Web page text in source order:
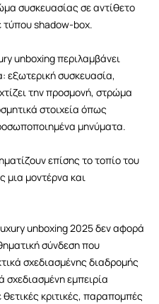
συσκευασίας σε αντίθετο
τύπου shadow-box.
unboxing περιλαμβάνει
εξωτερική συσκευασία,
την προσμονή, στρώμα
στοιχεία όπως
μηνύματα.
επίσης το τοπίο του
μοντέρνα και
unboxing 2025 δεν αφορά
σύνδεση που
σχεδιασμένης διαδρομής
εμπειρία
κριτικές, παραπομπές